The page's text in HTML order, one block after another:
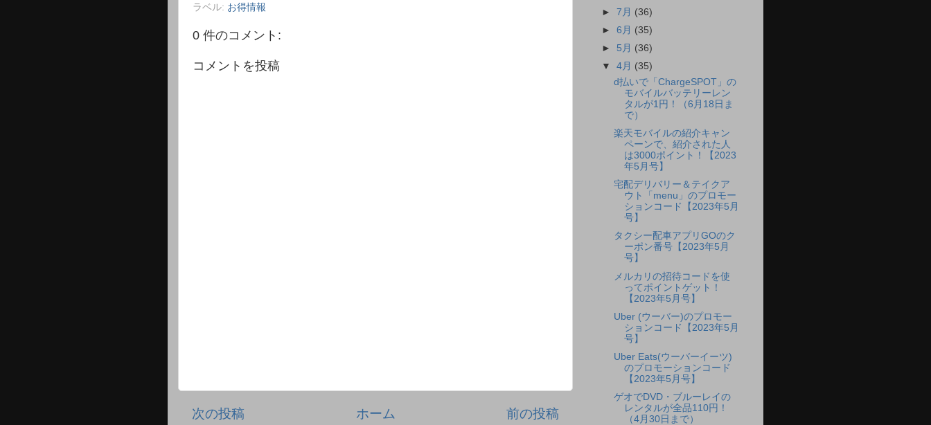
ラベル: お得情報
0 件のコメント:
コメントを投稿
次の投稿 前の投稿
ホーム
►7月 (36)
►6月 (35)
► 5月 (36)
▼4月 (35)
d払いで「ChargeSPOT」の
モバイルバッテリーレン
タルが1円！（6月18日ま
で）
楽天モバイルの紹介キャン
ペーンで、紹介された人
は3000ポイント！【2023
年5月号】
宅配デリバリー＆テイクア
ウト「menu」のプロモー
ションコード【2023年5月
号】
タクシー配車アプリGOのク
ーポン番号【2023年5月
号】
メルカリの招待コードを使
ってポイントゲット！
【2023年5月号】
Uber (ウーバー)のプロモー
ションコード【2023年5月
号】
Uber Eats(ウーバーイーツ)
のプロモーションコード
【2023年5月号】
ゲオでDVD・ブルーレイの
レンタルが全品110円！
（4月30日まで）